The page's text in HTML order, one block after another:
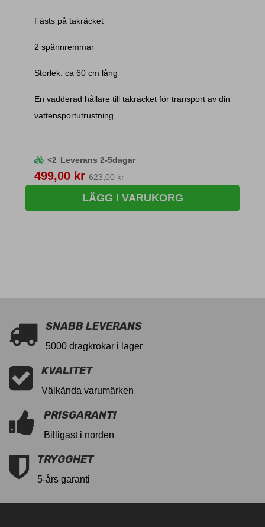
Fästs på takräcket
2 spännremmar
Storlek: ca 60 cm lång
En vadderad hållare till takräcket för transport av din
vattensportutrustning.
<2 Leverans 2-5dagar
Pris
499,00 kr 623,00 kr
LÄGG I VARUKORG
SNABB LEVERANS
5000 dragkrokar i lager
KVALITET
Välkända varumärken
PRISGARANTI
Billigast i norden
TRYGGHET
5-års garanti